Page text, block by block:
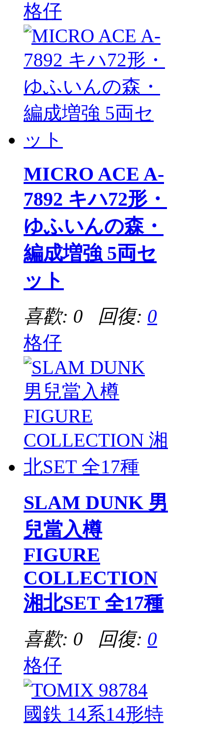
格仔
MICRO ACE A-
7892 キハ72形・
ゆふいんの森・
編成増強 5両セ
ット
喜歡: 0 回復: 0
格仔
SLAM DUNK 男
兒當入樽
FIGURE
COLLECTION
湘北SET 全17種
喜歡: 0 回復: 0
格仔